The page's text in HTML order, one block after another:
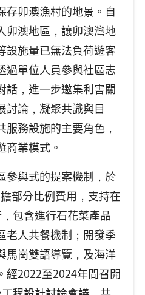
存卯澳漁村的地景。自
卯澳地區，讓卯澳灣地
設施量已無法負荷遊客
過單位人員參與社區志
話，進一步邀集利害關
討論，凝聚共識與目
務設施的主要角色，
商業模式。
參與式的提案機制，於
部分比例費用，支持在
包含進行石花菜產品
老人共餐機制；開發季
馬崗雙語導覽，及海洋
經2022至2024年間召開